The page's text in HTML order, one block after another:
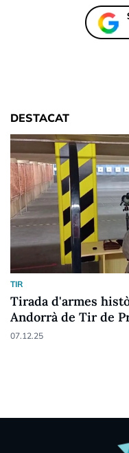
DESTACAT
TIR
Tirada d'armes
Andorrà de Tir de
07.12.25